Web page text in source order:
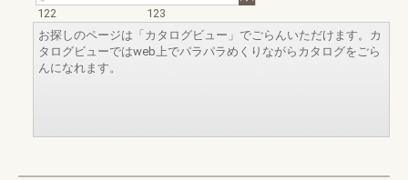
122
123
お探しのページは「カタログビュー」でごらんいただけます。カ
タログビューではweb上でパラパラめくりながらカタログをごら
んになれます。